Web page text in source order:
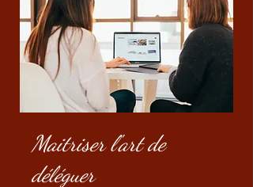
Maitriser l'art de
déléguer